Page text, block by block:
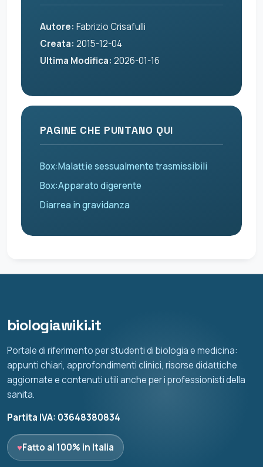
Autore: Fabrizio Crisafulli
Creata: 2015-12-04
Ultima Modifica: 2026-01-16
PAGINE CHE PUNTANO QUI
Box:Malattie sessualmente trasmissibili
Box:Apparato digerente
Diarrea in gravidanza
biologiawiki.it
Portale di riferimento per studenti di biologia e medicina:
appunti chiari, approfondimenti clinici, risorse didattiche
aggiornate e contenuti utili anche per i professionisti della
sanita.
Partita IVA: 03648380834
♥Fatto al 100% in Italia